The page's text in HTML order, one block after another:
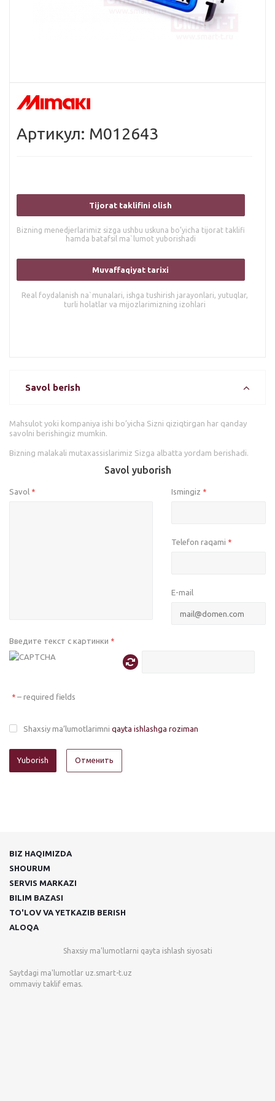
Артикул: M012643
Tijorat taklifini olish
Bizning menedjerlarimiz sizga ushbu uskuna bo’yicha tijorat taklifi
hamda batafsil ma`lumot yuborishadi
Muvaffaqiyat tarixi
Real foydalanish na`munalari, ishga tushirish jarayonlari, yutuqlar,
turli holatlar va mijozlarimizning izohlari
Savol berish
Mahsulot yoki kompaniya ishi bo’yicha Sizni qiziqtirgan har qanday
savolni berishingiz mumkin.
Bizning malakali mutaxassislarimiz Sizga albatta yordam berishadi.
Savol yuborish
Savol * Ismingiz *
Telefon raqami *
E-mail
Введите текст с картинки *
* – required fields
Shaxsiy ma’lumotlarimni qayta ishlashga roziman
Отменить
BIZ HAQIMIZDA
SHOURUM
SERVIS MARKAZI
BILIM BAZASI
TO'LOV VA YETKAZIB BERISH
ALOQA
Shaxsiy ma'lumotlarni qayta ishlash siyosati
Saytdagi ma'lumotlar uz.smart-t.uz
ommaviy taklif emas.